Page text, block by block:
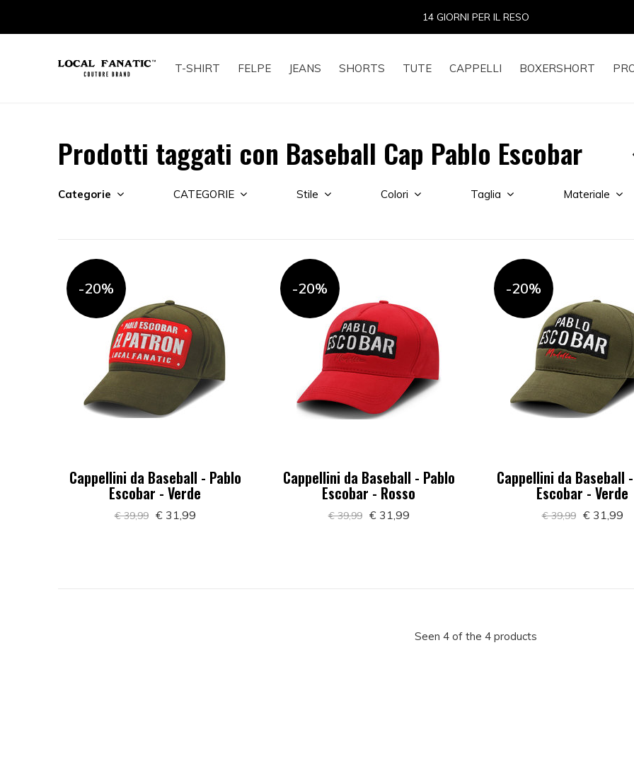
T-SHIRT FELPE JEANS SHORTS TUTE CAPPELLI BOXERSHORT
14 GIORNI PER IL RESO
Prodotti taggati con Baseball Cap Pablo Escobar
Categorie CATEGORIE Stile Colori Taglia Materiale
-20%
Cappellini da Baseball - Pablo
Escobar - Verde
€ 39,99 € 31,99
-20%
Cappellini da Baseball - Pablo
Escobar - Rosso
€ 39,99 € 31,99
-20%
Cappellini da Baseball
Escobar - Verde
€ 39,99 € 31,99
Seen 4 of the 4 products